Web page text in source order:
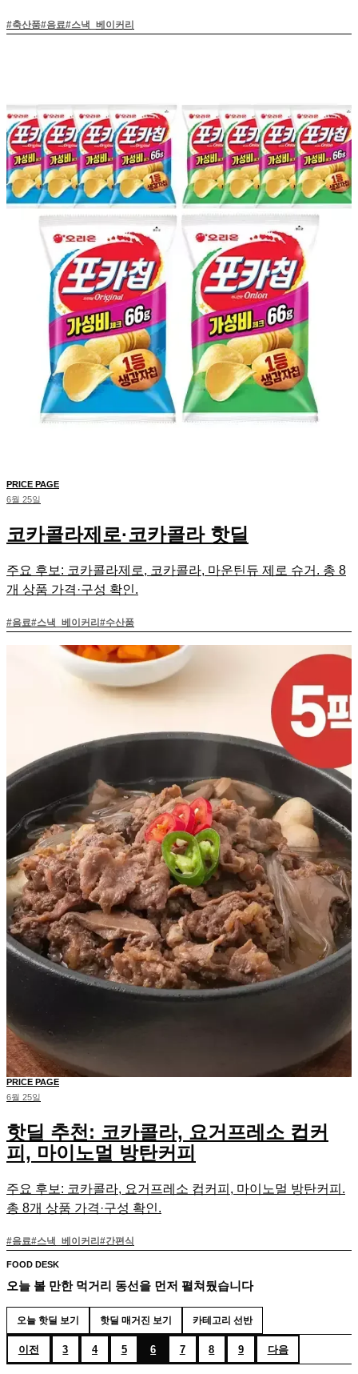
#축산품#음료#스낵_베이커리
PRICE PAGE
6월 25일
코카콜라제로·코카콜라 핫딜
주요 후보: 코카콜라제로, 코카콜라, 마운틴듀 제로 슈거. 총 8
개 상품 가격·구성 확인.
#음료#스낵_베이커리 #수산품
PRICE PAGE
6월 25일
핫딜 추천: 코카콜라, 요거프레소 컵커
피, 마이노멀 방탄커피
주요 후보: 코카콜라, 요거프레소 컵커피, 마이노멀 방탄커피.
총 8개 상품 가격·구성 확인.
#음료#스낵_베이커리 #간편식
FOOD DESK
오늘 볼 만한 먹거리 동선을 먼저 펼쳐뒀습니다
오늘 핫딜 보기 핫딜 매거진 보기 카테고리 선반
이전 3 4 5 6 7 8 9 다음